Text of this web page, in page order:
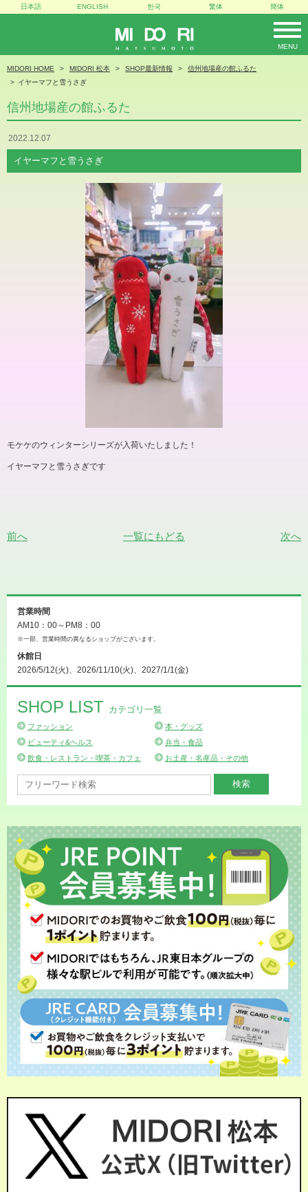
MIDORI
MENU
日本語 ENGLISH 한국 繁体 簡体
MIDORI HOME MIDORI 松本 SHOP最新情報
信州地場産の館ふるた
イヤーマフと雪うさぎ
信州地場産の館ふるた
2022.12.07
イヤーマフと雪うさぎ
モケケのウィンターシリーズが入荷いたしました！
イヤーマフと雪うさぎです
前へ 一覧にもどる 次へ
営業時間
AM10：00～PM8：00
※一部、営業時間の異なるショップがございます。
休館日
2026/5/12(火)、2026/11/10(火)、2027/1/1(金)
SHOP LIST カテゴリ一覧
ファッション
本・グッズ
ビューティ&ヘルス
弁当・食品
飲食・レストラン・喫茶・カフェ
お土産・名産品・その他